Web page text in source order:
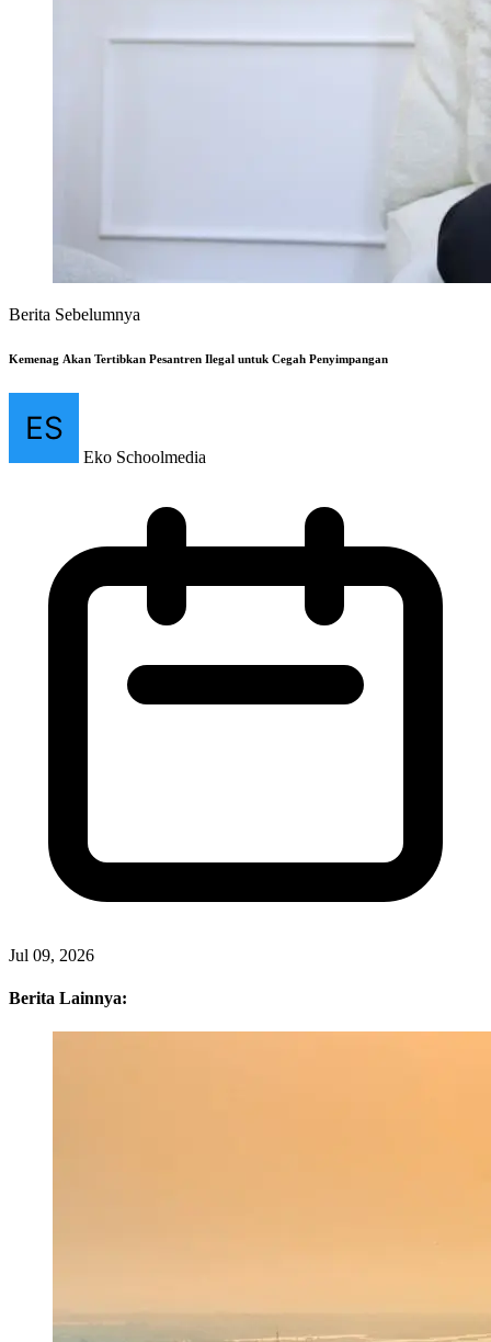
Berita Sebelumnya
Kemenag Akan Tertibkan Pesantren Ilegal untuk Cegah Penyimpangan
Eko Schoolmedia
Jul 09, 2026
Berita Lainnya: